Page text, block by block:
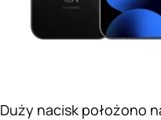
Duży nacisk położono